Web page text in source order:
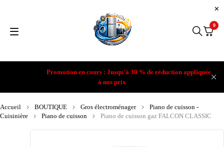
Promotion en cours : Jusqu'à 30 % de réduction appliquée
à nos prix
0
Accueil BOUTIQUE Gros électroménager
Piano de cuisson -
Cuisinière
Piano de cuisson Piano de cuisson gaz FALCON CLASSIC